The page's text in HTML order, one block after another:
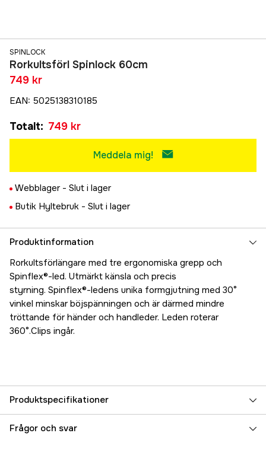
SPINLOCK
Rorkultsförl Spinlock 60cm
749 kr
EAN: 5025138310185
Totalt: 749 kr
Meddela mig!
Webblager - Slut i lager
Butik Hyltebruk - Slut i lager
Produktinformation
Rorkultsförlängare med tre ergonomiska grepp och
Spinflex®-led. Utmärkt känsla och precis
styrning. Spinflex®-ledens unika formgjutning med 30°
vinkel minskar böjspänningen och är därmed mindre
tröttande för händer och handleder. Leden roterar
360°.Clips ingår.
Produktspecifikationer
Referensnummer 5000023092
Frågor och svar